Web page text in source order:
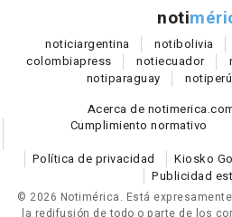
noti
noticiargentina notibolivia
colombiapress notiecuador
notiparaguay notiperú
Acerca de
Cumplimiento normativo
Política de privacidad
Kiosko
Publicidad
© 2026 Notimérica. Está
la redifusión de todo o parte de los